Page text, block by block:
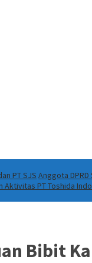
PT SJS Anggota
Aktivitas PT Toshida
Bibit